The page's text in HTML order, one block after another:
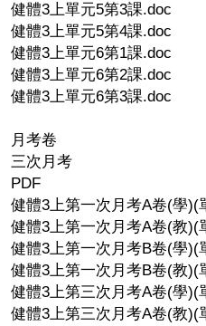
健體3上單元5第3課.doc
健體3上單元5第4課.doc
健體3上單元6第1課.doc
健體3上單元6第2課.doc
健體3上單元6第3課.doc
月考卷
三次月考
PDF
健體3上第一次月考A卷(學)(
健體3上第一次月考A卷(教)(
健體3上第一次月考B卷(學)(
健體3上第一次月考B卷(教)(
健體3上第三次月考A卷(學)(
健體3上第三次月考A卷(教)(